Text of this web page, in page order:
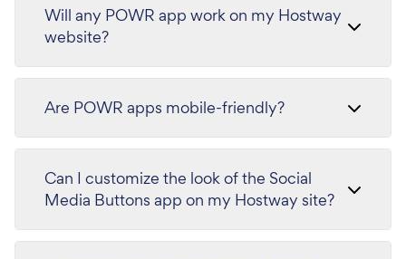
Will any POWR app work on my Hostway
website?
Are POWR apps mobile-friendly?
Can I customize the look of the Social
Media Buttons app on my Hostway site?